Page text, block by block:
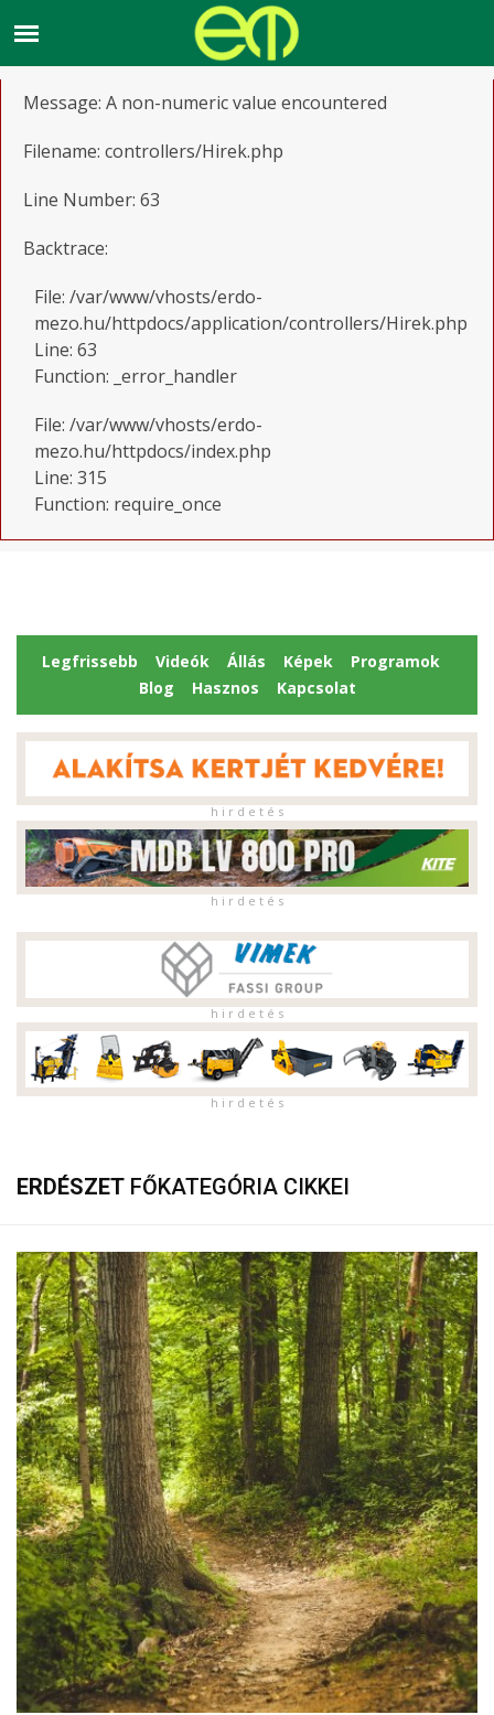
A PHP Error was encountered
Message: A non-numeric value encountered
Filename: controllers/Hirek.php
Line Number: 63
Backtrace:
File: /var/www/vhosts/erdo-
mezo.hu/httpdocs/application/controllers/Hirek.php
Line: 63
Function: _error_handler
File: /var/www/vhosts/erdo-
mezo.hu/httpdocs/index.php
Line: 315
Function: require_once
Legfrissebb Videók Állás Képek
Programok
Blog
Hasznos Kapcsolat
h i r d e t é s
h i r d e t é s
h i r d e t é s
h i r d e t é s
ERDÉSZET FŐKATEGÓRIA CIKKEI